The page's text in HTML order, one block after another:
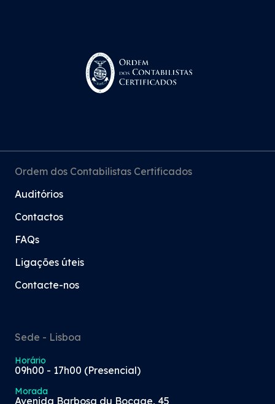
Ordem dos Contabilistas Certificados
Auditórios
Contactos
FAQs
Ligações úteis
Contacte-nos
Sede - Lisboa
Horário
09h00 - 17h00 (Presencial)
Morada
Avenida Barbosa du Bocage, 45